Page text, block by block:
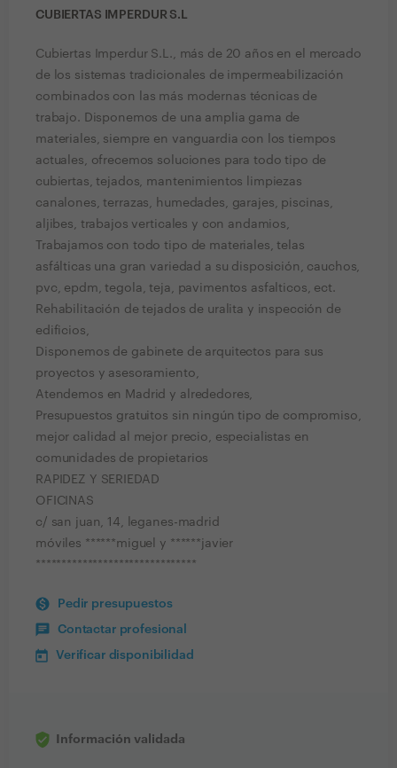
CUBIERTAS IMPERDUR S.L
Cubiertas Imperdur S.L., más de 20 años en el mercado
de los sistemas tradicionales de impermeabilización
combinados con las más modernas técnicas de
trabajo. Disponemos de una amplia gama de
materiales, siempre en vanguardia con los tiempos
actuales, ofrecemos soluciones para todo tipo de
cubiertas, tejados, mantenimientos limpiezas
canalones, terrazas, humedades, garajes, piscinas,
aljibes, trabajos verticales y con andamios,
Trabajamos con todo tipo de materiales, telas
asfálticas una gran variedad a su disposición, cauchos,
pvc, epdm, tegola, teja, pavimentos asfalticos, ect.
Rehabilitación de tejados de uralita y inspección de
edificios,
Disponemos de gabinete de arquitectos para sus
proyectos y asesoramiento,
Atendemos en Madrid y alrededores,
Presupuestos gratuitos sin ningún tipo de compromiso,
mejor calidad al mejor precio, especialistas en
comunidades de propietarios
RAPIDEZ Y SERIEDAD
OFICINAS
c/ san juan, 14, leganes-madrid
móviles ******miguel y ******javier
*******************************
Pedir presupuestos
Contactar profesional
Verificar disponibilidad
Información validada